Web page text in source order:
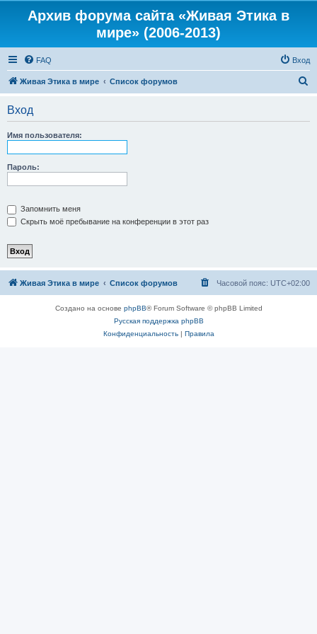
Архив форума сайта «Живая Этика в
мире» (2006-2013)
FAQ Вход
Живая Этика в мире Список форумов
Вход
Имя пользователя:
Пароль:
Запомнить меня
Скрыть моё пребывание на конференции в этот раз
Живая Этика в мире Список форумов Часовой пояс: UTC+02:00
Создано на основе phpBB® Forum Software © phpBB Limited
Русская поддержка phpBB
Конфиденциальность| Правила